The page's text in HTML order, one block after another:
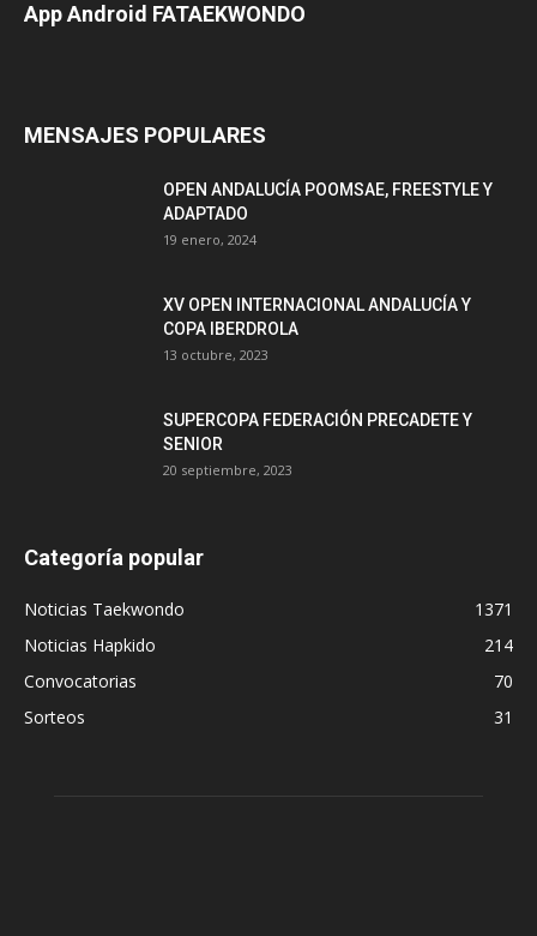
App Android FATAEKWONDO
MENSAJES POPULARES
OPEN ANDALUCÍA POOMSAE, FREESTYLE Y
ADAPTADO
19 enero, 2024
XV OPEN INTERNACIONAL ANDALUCÍA Y
COPA IBERDROLA
13 octubre, 2023
SUPERCOPA FEDERACIÓN PRECADETE Y
SENIOR
20 septiembre, 2023
Categoría popular
Noticias Taekwondo
1371
Noticias Hapkido
214
Convocatorias
70
Sorteos
31